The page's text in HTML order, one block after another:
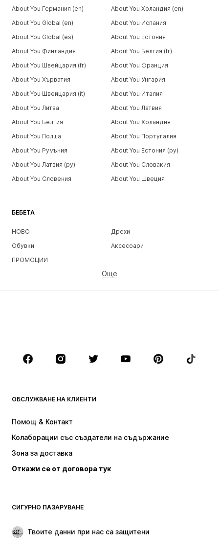
БЕБЕТА
НОВО
Дрехи
Обувки
Аксесоари
ПРОМОЦИИ
МАРКИ
ADIDAS SPORTSWEAR
new balance
Още
ОБСЛУЖВАНЕ НА КЛИЕНТИ
Помощ & Контакт
Колаборации със създатели на съдържание
Зона за доставка
Откажи се от договора тук
СИГУРНО ПАЗАРУВАНЕ
Твоите данни при нас са защитени
About You Германия (en)
About You Холандия (en)
About You Global (en)
About You Испания
About You Global (es)
About You Естония
About You Финландия
About You Белгия (fr)
About You Швейцария (fr)
About You Франция
About You Хърватия
About You Унгария
About You Швейцария (it)
About You Италия
About You Литва
About You Латвия
About You Белгия
About You Холандия
About You Полша
About You Португалия
About You Румъния
About You Естония (ру)
About You Латвия (ру)
About You Словакия
About You Словения
About You Швеция